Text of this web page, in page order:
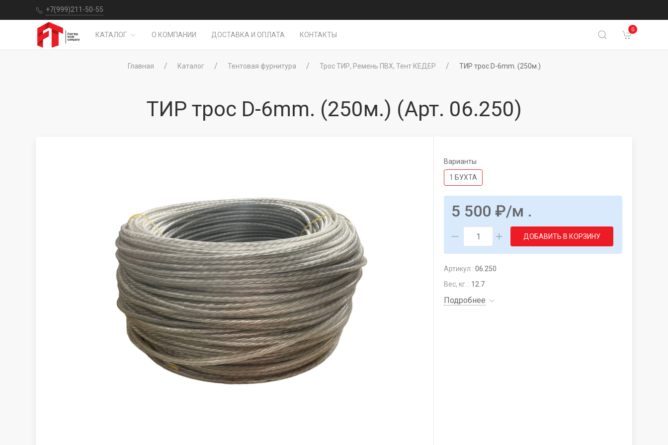
+7(999)211-50-55
КАТАЛОГ О КОМПАНИИ ДОСТАВКА И ОПЛАТА КОНТАКТЫ
0
Главная Каталог Тентовая фурнитура Трос ТИР, Ремень ПВХ, Тент КЕДЕР ТИР трос D-6mm. (250м.)
ТИР трос D-6mm. (250м.) (Арт. 06.250)
Варианты
1 БУХТА
5 500 ₽/м .
ДОБАВИТЬ В КОРЗИНУ
Артикул :06.250
Вес, кг. : 12.7
Подробнее